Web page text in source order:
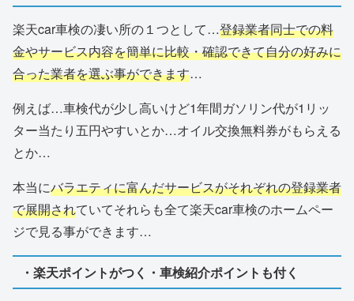
楽天car車検の凄い所の１つとして…登録業者同士での料
金やサービス内容を簡単に比較・確認できて自分の好みに
合った業者を選ぶ事ができます…
例えば…車検代が少し高いけど1年間ガソリン代が1リッ
ター当たり五円やすいとか…オイル交換無料券がもらえる
とか…
本当にバラエティに富んだサービスがそれぞれの登録業者
で展開されていてそれらも全て楽天car車検のホームペー
ジで見る事ができます…
・楽天ポイントがつく・車検紹介ポイントも付く